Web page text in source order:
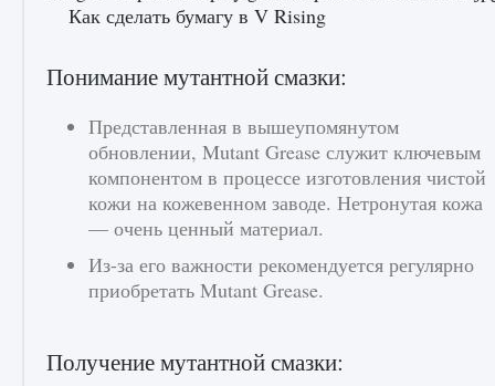
Как сделать бумагу в V Rising
Понимание мутантной смазки:
Представленная в вышеупомянутом
обновлении, Mutant Grease служит ключевым
компонентом в процессе изготовления чистой
кожи на кожевенном заводе. Нетронутая кожа
— очень ценный материал.
Из-за его важности рекомендуется регулярно
приобретать Mutant Grease.
Получение мутантной смазки: